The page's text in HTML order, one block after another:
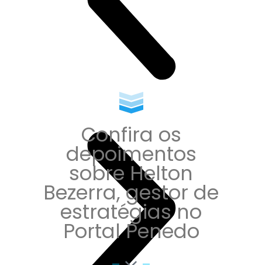
Confira os
depoimentos
sobre Helton
Bezerra, gestor de
estratégias no
Portal Penedo